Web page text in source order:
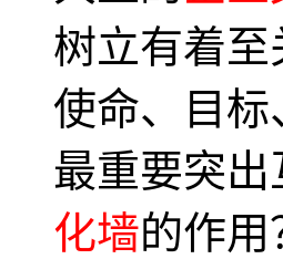
树立有着
使命、目
最重要突
化墙的作